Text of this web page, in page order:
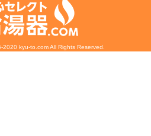
kyu-to.com All Rights Reserved.